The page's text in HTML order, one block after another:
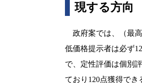
現する方向
政府案では、（最高
低価格提示者は必ず
で、定性評価は個別
ており120点獲得でき